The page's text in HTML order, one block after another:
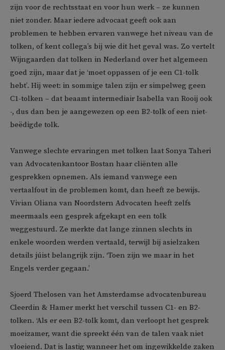
zijn voor de rechtsstaat en voor hun werk – ze kunnen
niet zonder. Maar iedere advocaat geeft ook aan
problemen te hebben ervaren vanwege het niveau van de
tolken, of kent collega’s bij wie dit het geval was. Zo vertelt
Wijngaarden dat tolken in Nederland over het algemeen
goed zijn, maar dat je ‘moet oppassen of je een C1-tolk
hebt’. Hij weet: in sommige talen zijn er simpelweg geen
C1-tolken – dat beaamt intermediair Isabella van Rooij ook
-, dus dan ben je aangewezen op een B2-tolk of een niet-
beëdigde tolk.
Vanwege slechte ervaringen met tolken laat Sonya Taheri
van Advocatenkantoor Bostan haar cliënten alle
gesprekken opnemen. Als iemand vanwege een
vertaalfout in de problemen komt, dan heeft ze bewijs.
Vivian Oliana van Noordstern Advocaten heeft zelfs
meermaals een gesprek afgekapt en een tolk
weggestuurd. Ze merkte dat lange zinnen slechts in
enkele woorden werden vertaald, terwijl bij asielzaken
details júist belangrijk zijn. ‘Toen zijn we maar in het
Engels verder gegaan.’
Sjoerd Thelosen van het Amsterdamse advocatenbureau
Cleerdin & Hamer merkt het verschil tussen C1- en B2-
tolken. ‘Als er een B2-tolk komt, dan verloopt het gesprek
moeizamer, want die spreekt één van de talen vaak niet
vloeiend. Dat is lastig wanneer het om ingewikkelde zaken